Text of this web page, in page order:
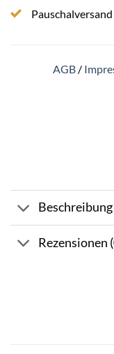
AGB/
Beschreibung
Rezensionen